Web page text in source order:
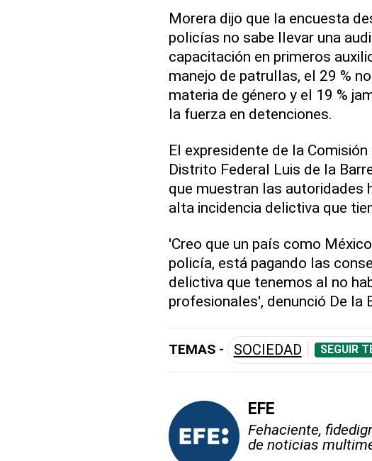
Morera dijo que la encuesta
policías no sabe llevar una
capacitación en primeros
manejo de patrullas, el 29 %
materia de género y el 19 %
la fuerza en detenciones.
El expresidente de la
Distrito Federal Luis de la
que muestran las autoridades
alta incidencia delictiva que
'Creo que un país como
policía, está pagando las
delictiva que tenemos al no
profesionales', denunció De la
TEMAS - SOCIEDAD SEGUIR
EFE
Fehaciente,
de noticias